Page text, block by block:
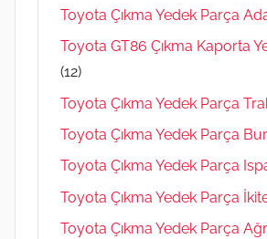
Toyota Çıkma Yedek Parça
Toyota GT86 Çıkma Kaporta
(12)
Toyota Çıkma Yedek Parça
Toyota Çıkma Yedek Parça
Toyota Çıkma Yedek Parça
Toyota Çıkma Yedek Parça
Toyota Çıkma Yedek Parça